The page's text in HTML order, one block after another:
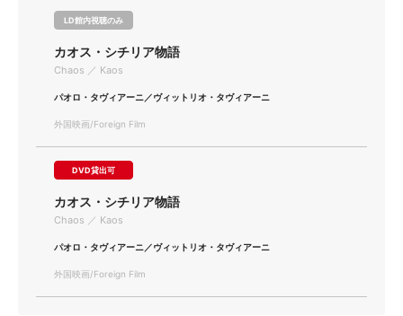
LD館内視聴のみ
カオス・シチリア物語
Chaos ／ Kaos
パオロ・タヴィアーニ／ヴィットリオ・タヴィアーニ
外国映画/Foreign Film
DVD貸出可
カオス・シチリア物語
Chaos ／ Kaos
パオロ・タヴィアーニ／ヴィットリオ・タヴィアーニ
外国映画/Foreign Film